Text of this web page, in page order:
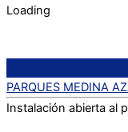
Loading
PARQUES MEDINA
Instalación abierta al